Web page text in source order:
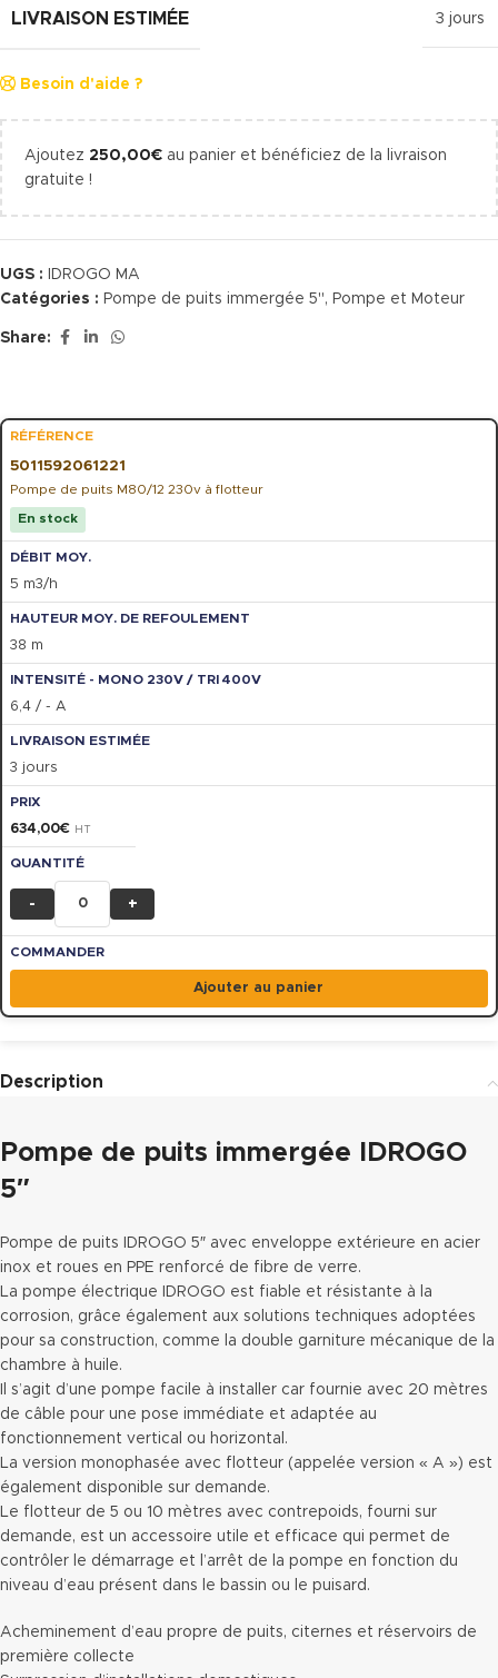
LIVRAISON ESTIMÉE 3 jours
Besoin d'aide ?
Ajoutez 250,00€ au panier et bénéficiez de la livraison
gratuite !
UGS :
IDROGO MA
Catégories : Pompe de puits immergée 5", Pompe et Moteur
Share:
5011592061221
Pompe de puits M80/12 230v à flotteur
En stock
5 m3/h
38 m
6,4 / - A
3 jours
634,00€ HT
- +
Ajouter au panier
Description
Pompe de puits immergée IDROGO
5″
Pompe de puits IDROGO 5″ avec enveloppe extérieure en acier
inox et roues en PPE renforcé de fibre de verre.
La pompe électrique IDROGO est fiable et résistante à la
corrosion, grâce également aux solutions techniques adoptées
pour sa construction, comme la double garniture mécanique de la
chambre à huile.
Il s’agit d’une pompe facile à installer car fournie avec 20 mètres
de câble pour une pose immédiate et adaptée au
fonctionnement vertical ou horizontal.
La version monophasée avec flotteur (appelée version « A ») est
également disponible sur demande.
Le flotteur de 5 ou 10 mètres avec contrepoids, fourni sur
demande, est un accessoire utile et efficace qui permet de
contrôler le démarrage et l’arrêt de la pompe en fonction du
niveau d’eau présent dans le bassin ou le puisard.
Acheminement d’eau propre de puits, citernes et réservoirs de
première collecte